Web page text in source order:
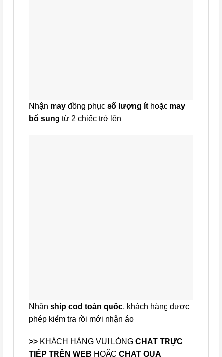
Nhận mayđồng phục số lượng íthoặc may
bổ sung từ 2 chiếc trở lên
Nhận ship cod toàn quốc, khách hàng được
phép kiểm tra rồi mới nhận áo
>>KHÁCH HÀNG VUI LÒNG CHAT TRỰC
TIẾP TRÊN WEB HOẶC CHAT QUA